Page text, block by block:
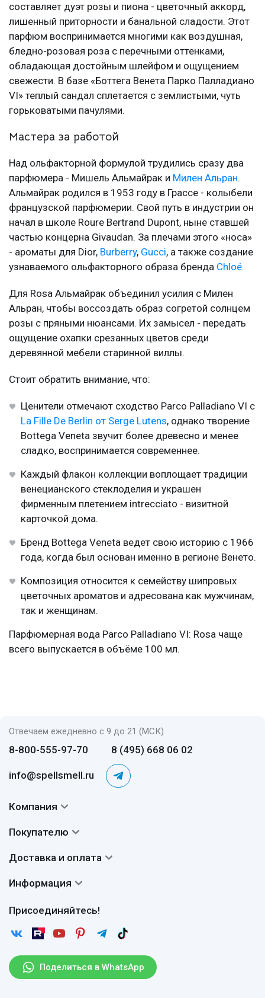
составляет дуэт розы и пиона - цветочный аккорд,
лишенный приторности и банальной сладости. Этот
парфюм воспринимается многими как воздушная,
бледно-розовая роза с перечными оттенками,
обладающая достойным шлейфом и ощущением
свежести. В базе «Боттега Венета Парко Палладиано
VI» теплый сандал сплетается с землистыми, чуть
горьковатыми пачулями.
Мастера за работой
Над ольфакторной формулой трудились сразу два
парфюмера - Мишель Альмайрак и Милен Альран.
Альмайрак родился в 1953 году в Грассе - колыбели
французской парфюмерии. Свой путь в индустрии он
начал в школе Roure Bertrand Dupont, ныне ставшей
частью концерна Givaudan. За плечами этого «носа»
- ароматы для Dior, Burberry, Gucci, а также создание
узнаваемого ольфакторного образа бренда Chloé.
Для Rosa Альмайрак объединил усилия с Милен
Альран, чтобы воссоздать образ согретой солнцем
розы с пряными нюансами. Их замысел - передать
ощущение охапки срезанных цветов среди
деревянной мебели старинной виллы.
Стоит обратить внимание, что:
Ценители отмечают сходство Parco Palladiano VI с
La Fille De Berlin от Serge Lutens, однако творение
Bottega Veneta звучит более древесно и менее
сладко, воспринимается современнее.
Каждый флакон коллекции воплощает традиции
венецианского стеклоделия и украшен
фирменным плетением intrecciato - визитной
карточкой дома.
Бренд Bottega Veneta ведет свою историю с 1966
года, когда был основан именно в регионе Венето.
Композиция относится к семейству шипровых
цветочных ароматов и адресована как мужчинам,
так и женщинам.
Парфюмерная вода Parco Palladiano VI: Rosa чаще
всего выпускается в объёме 100 мл.
Отвечаем ежедневно с 9 до 21 (МСК)
8-800-555-97-70 8 (495) 668 06 02
info@spellsmell.ru
Поделиться в WhatsApp
Присоединяйтесь!
Компания
Авторы
Сертификаты
Покупателю
Вопросы и ответы
Отзывы
Рассылка
Доставка и оплата
Доставка
Возврат
Информация
Пользовательское соглашение
Защита персональных данных
Правила продажи товаров (Постановление Правительства